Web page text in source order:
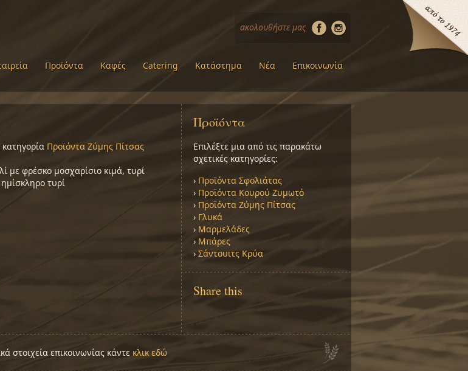
ακολουθήστε μας
Προϊόντα Καφές Catering Κατάστημα Νέα Επικοινωνία
Προϊόντα Ζύμης Πίτσας
με φρέσκο μοσχαρίσιο κιμά, τυρί
τυρί
Προϊόντα
Επιλέξτε μια από τις παρακάτω
σχετικές κατηγορίες:
› Προϊόντα Σφολιάτας
› Προϊόντα Κουρού Ζυμωτό
› Προϊόντα Ζύμης Πίτσας
› Γλυκά
› Μαρμελάδες
› Μπάρες
› Σάντουιτς Κρύα
Share this
στοιχεία επικοινωνίας κάντε κλικ εδώ